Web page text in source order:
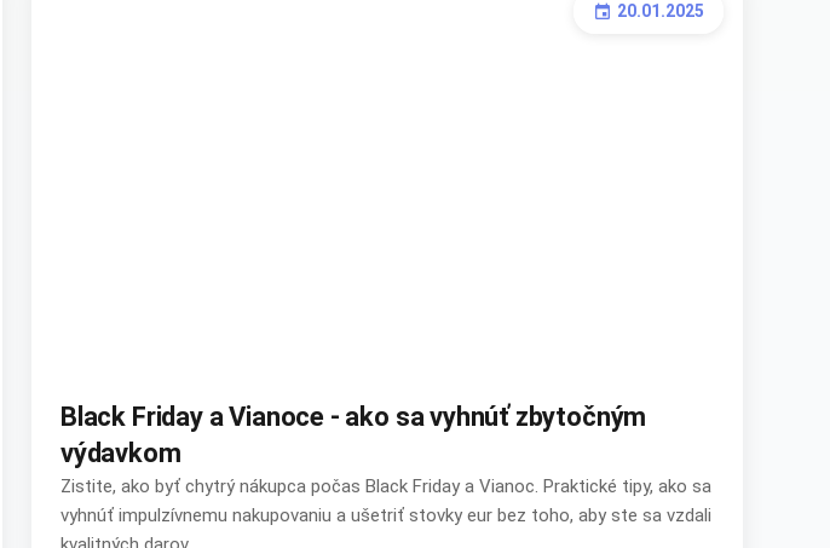
event 20.01.2025
Black Friday a Vianoce - ako sa vyhnúť zbytočným
výdavkom
Zistite, ako byť chytrý nákupca počas Black Friday a Vianoc. Praktické tipy, ako sa
vyhnúť impulzívnemu nakupovaniu a ušetriť stovky eur bez toho, aby ste sa vzdali